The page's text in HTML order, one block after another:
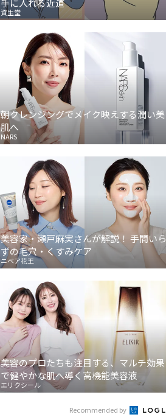
手に入れる近道
資生堂
朝クレンジングでメイク映えする潤い美
肌へ
NARS
美容家・瀬戸麻実さんが解説！ 手間いら
ずの毛穴・くすみケア
ニベア花王
美容のプロたちも注目する、マルチ効果
で健やかな肌へ導く高機能美容液
エリクシール
Recommended by